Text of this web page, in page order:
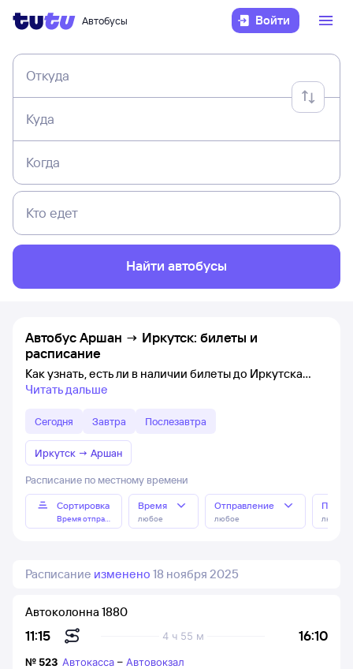
Автобусы Войти
Откуда
Куда
Когда
Кто едет
Найти автобусы
Автобус Аршан → Иркутск: билеты и
расписание
Как узнать, есть ли в наличии билеты до Иркутска
Читать дальше
Сегодня Завтра Послезавтра
Иркутск → Аршан
Расписание по местному времени
Сортировка
Время отправления
Время
любое
Отправление
любое любое
Расписание изменено 18 ноября 2025
11:15 16:10
4 ч 55 м
Автоколонна 1880
№ 523 Автокасса – Автовокзал